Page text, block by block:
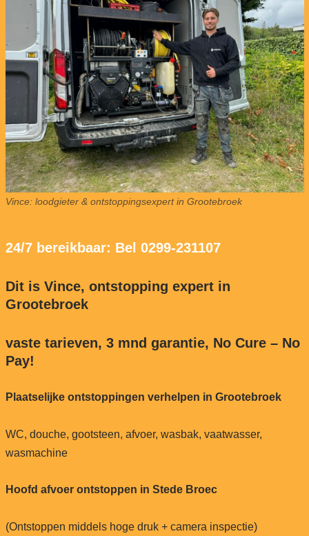
Vince: loodgieter & ontstoppingsexpert in Grootebroek
24/7 bereikbaar: Bel 0299-231107
Dit is Vince, ontstopping expert in
Grootebroek
vaste tarieven, 3 mnd garantie, No Cure – No
Pay!
Plaatselijke ontstoppingen verhelpen in Grootebroek
WC, douche, gootsteen, afvoer, wasbak, vaatwasser,
wasmachine
Hoofd afvoer ontstoppen in Stede Broec
(Ontstoppen middels hoge druk + camera inspectie)